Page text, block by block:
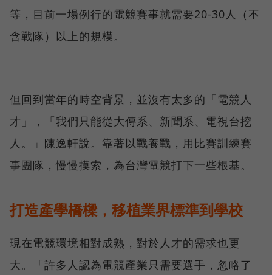
等，目前一場例行的電競賽事就需要20-30人（不
含戰隊）以上的規模。
但回到當年的時空背景，並沒有太多的「電競人
才」，「我們只能從大傳系、新聞系、電視台挖
人。」陳逸軒說。靠著以戰養戰，用比賽訓練賽
事團隊，慢慢摸索，為台灣電競打下一些根基。
打造產學橋樑，移植業界標準到學校
現在電競環境相對成熟，對於人才的需求也更
大。「許多人認為電競產業只需要選手，忽略了